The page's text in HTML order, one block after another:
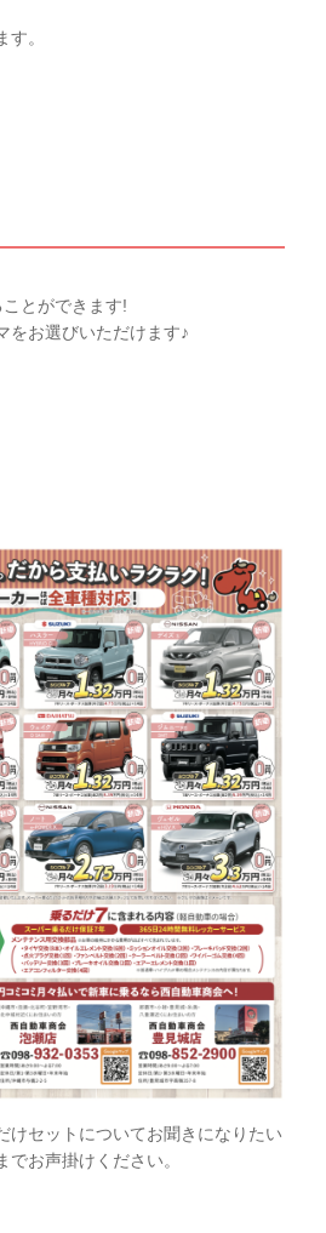
。
とができます!
をお選びいただけます♪
けセットについてお聞きになりたい
お声掛けください。